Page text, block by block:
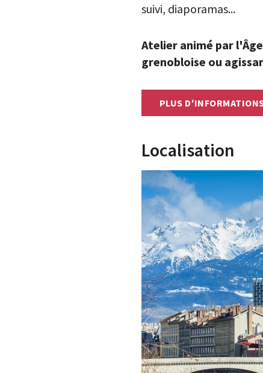
suivi, diaporamas...
Atelier animé par
grenobloise ou
PLUS
Localisation